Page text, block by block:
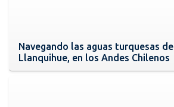
Navegando las aguas turquesas
Llanquihue, en los Andes Chilenos